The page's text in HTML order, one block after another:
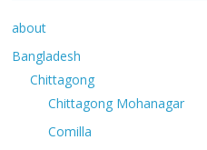
about
Bangladesh
Chittagong
Chittagong Mohanagar
Comilla